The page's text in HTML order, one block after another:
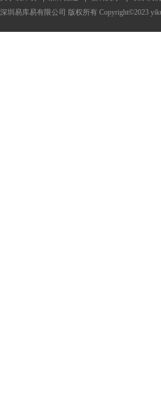
深圳易库易有限公司 版权所有 Copyright©2023